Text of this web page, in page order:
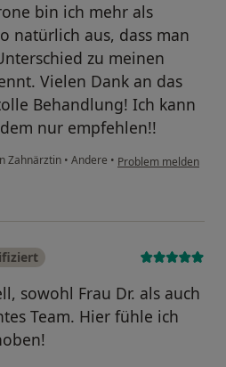
bin ich mehr als
natürlich aus, dass man
zu meinen
Vielen Dank an das
Behandlung! Ich kann
nur empfehlen!!
Zahnärztin • Andere • Problem melden
sowohl Frau Dr. als auch
Team. Hier fühle ich